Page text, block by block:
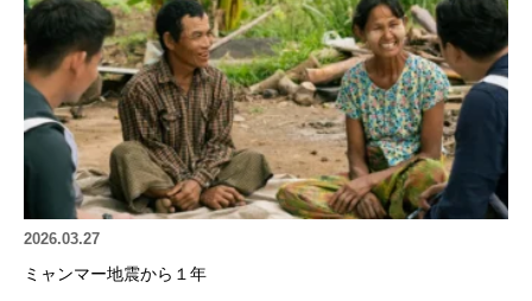
2026.03.27
ミャンマー地震から１年